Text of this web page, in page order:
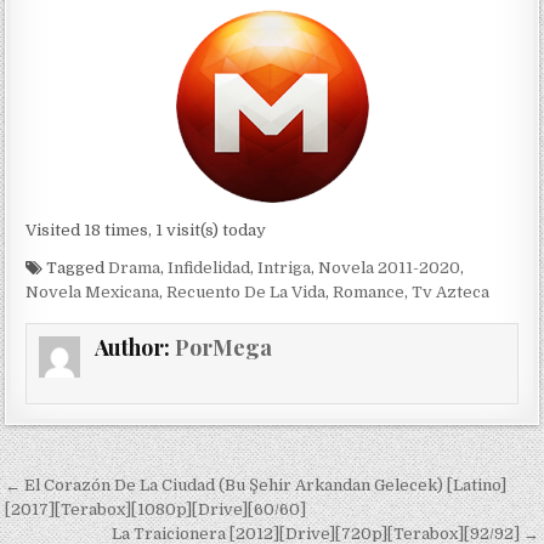
Visited 18 times, 1 visit(s) today
TaggedDrama,Infidelidad ,Intriga,Novela 2011-2020,
Novela Mexicana,Recuento De La Vida,Romance,Tv Azteca
Author: PorMega
Navegación de entradas
← El Corazón De La Ciudad (Bu Şehir Arkandan Gelecek) [Latino]
[2017][Terabox][1080p][Drive][60/60]
La Traicionera [2012][Drive][720p][Terabox][92/92] →